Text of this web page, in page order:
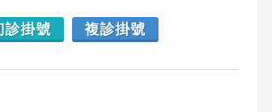
診掛號 複診掛號